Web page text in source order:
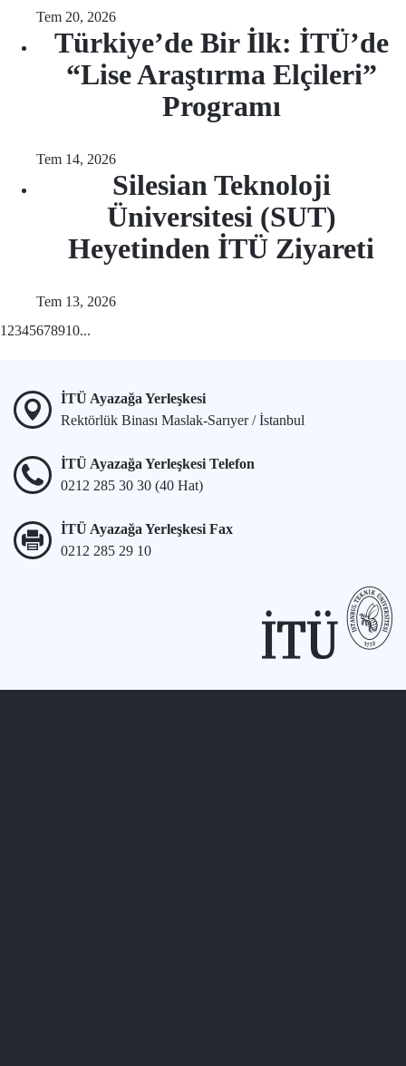
Tem 20, 2026
Türkiye’de Bir İlk: İTÜ’de
“Lise Araştırma Elçileri”
Programı
Tem 14, 2026
Silesian Teknoloji
Üniversitesi (SUT)
Heyetinden İTÜ Ziyareti
Tem 13, 2026
1 2345678910...
İTÜ Ayazağa Yerleşkesi
Rektörlük Binası Maslak-Sarıyer / İstanbul
İTÜ Ayazağa Yerleşkesi Telefon
0212 285 30 30 (40 Hat)
İTÜ Ayazağa Yerleşkesi Fax
0212 285 29 10